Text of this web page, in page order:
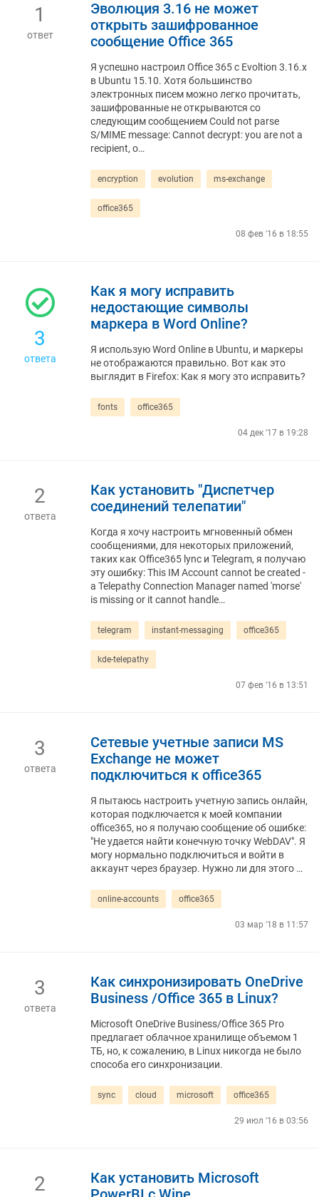
1
ответ
Эволюция 3.16 не может
открыть зашифрованное
сообщение Office 365
Я успешно настроил Office 365 с Evoltion 3.16.x
в Ubuntu 15.10. Хотя большинство
электронных писем можно легко прочитать,
зашифрованные не открываются со
следующим сообщением Could not parse
S/MIME message: Cannot decrypt: you are not a
recipient, o…
encryption evolution ms-exchange
office365
08 фев '16 в 18:55
3
ответа
Как я могу исправить
недостающие символы
маркера в Word Online?
Я использую Word Online в Ubuntu, и маркеры
не отображаются правильно. Вот как это
выглядит в Firefox: Как я могу это исправить?
fonts office365
04 дек '17 в 19:28
2
ответа
Как установить "Диспетчер
соединений телепатии"
Когда я хочу настроить мгновенный обмен
сообщениями, для некоторых приложений,
таких как Office365 lync и Telegram, я получаю
эту ошибку: This IM Account cannot be created -
a Telepathy Connection Manager named 'morse'
is missing or it cannot handle…
telegram instant-messaging office365
kde-telepathy
07 фев '16 в 13:51
3
ответа
Сетевые учетные записи MS
Exchange не может
подключиться к office365
Я пытаюсь настроить учетную запись онлайн,
которая подключается к моей компании
office365, но я получаю сообщение об ошибке:
"Не удается найти конечную точку WebDAV". Я
могу нормально подключиться и войти в
аккаунт через браузер. Нужно ли для этого …
online-accounts office365
03 мар '18 в 11:57
3
ответа
Как синхронизировать OneDrive
Business /Office 365 в Linux?
Microsoft OneDrive Business/Office 365 Pro
предлагает облачное хранилище объемом 1
ТБ, но, к сожалению, в Linux никогда не было
способа его синхронизации.
sync cloud microsoft office365
29 июл '16 в 03:56
2
Как установить Microsoft